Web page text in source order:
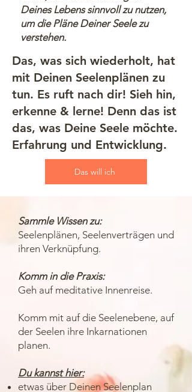
Deines Lebens sinnvoll zu nutzen,
um die Pläne Deiner Seele zu
verstehen.
Das, was sich wiederholt, hat
mit Deinen Seelenplänen zu
tun. Es ruft nach dir! Sieh hin,
erkenne & lerne! Denn das ist
das, was Deine Seele möchte.
Erfahrung und Entwicklung.
Das will ich
Sammle Wissen zu:
Seelenplänen, Seelenverträgen und
ihren Verknüpfung.
Komm in die Praxis:
Geh auf meditative Innenreise.
Komm mit auf die Seelenebene, auf
der Seelen ihre Inkarnationen
planen.
Du kannst hier:
etwas über Deinen Seelenplan